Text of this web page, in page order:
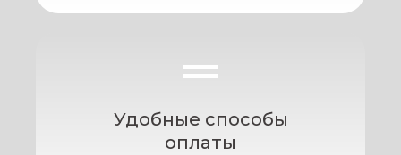
Удобные способы
оплаты